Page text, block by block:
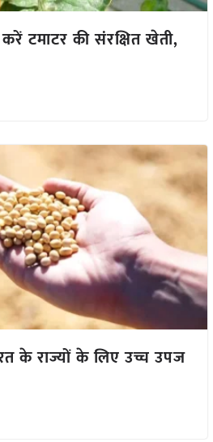
टमाटर की संरक्षित खेती,
के राज्यों के लिए उच्च उपज